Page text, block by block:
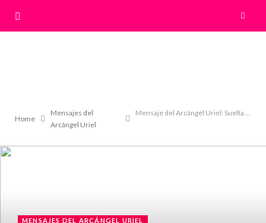
Home
Mensajes del
Arcángel Uriel
Mensaje del Arcángel Uriel: Suelta para avanzar
MENSAJES DEL ARCÁNGEL URIEL